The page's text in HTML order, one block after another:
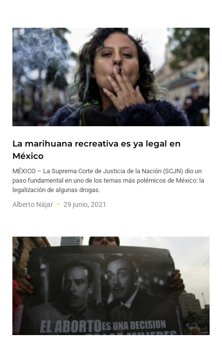
La marihuana recreativa es ya legal en
México
MÉXICO – La Suprema Corte de Justicia de la Nación (SCJN) dio un
paso fundamental en uno de los temas más polémicos de México: la
legalización de algunas drogas.
Alberto Nájar 29 junio, 2021